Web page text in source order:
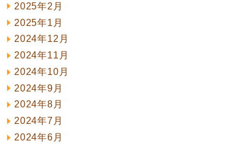
2025年2月
2025年1月
2024年12月
2024年11月
2024年10月
2024年9月
2024年8月
2024年7月
2024年6月